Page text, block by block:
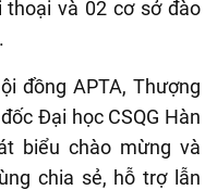
và 02 cơ sở đào
đồng APTA, Thượng
Đại học CSQG Hàn
biểu chào mừng và
chia sẻ, hỗ trợ lẫn